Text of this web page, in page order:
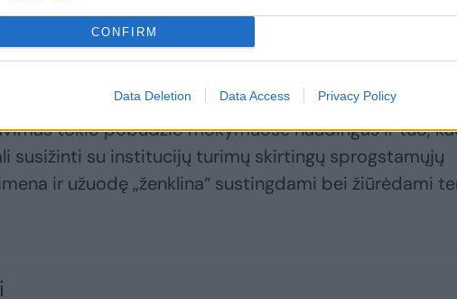
CONFIRM
Data Deletion Data Access Privacy Policy
tarnybinių šunų mokymuose dalyvavo pareigūnai
Vadovybės apsaugos, Viešojo saugumo tarnybų,
rinktinės „Aras“, Lietuvos kariuomenės.
tokio pobūdžio mokymuose naudingas ir tuo,
susižinti su institucijų turimų skirtingų sprogstamųjų
ir užuodę „ženklina“ sustingdami bei žiūrėdami